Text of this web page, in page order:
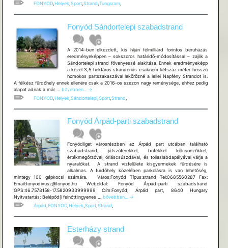
szabadstrand
FONYOD,Helyek,Sport,Strand,Tungsram,
Fonyód Sándortelepi szabadstrand
A 2014-ben elkezdett, kis híján félmilliárd forintos beruházás
eredményeképpen – sokszoros határidő-módosítással – zajlik a
Sándortelepi strand fövenyessé alakítása. Ennek eredményeképp
a közel 3,5 hektáros strandóriás csaknem kétszáz méter hosszú
homokos partszakaszával lekörözné a lellei Napfény Strandot is.
A félkész fürdőhely ennek ellenére csak a 2016-os szezon nagy reménysége, ehhez pedig
alapot adnak a már … Fonyód
Sándortelepi
szabadstrand
bővebben...
→
FONYOD, Helyek, Sándortelepi, Sport, Strand
Fonyód Árpád-parti szabadstrand
Fonyódliget városrészben az Árpád part utcában található
szabadstrand, játszóterekkel, büfékkel kölcsönzőkkel,
értékmegőrzővel, óriáscsúszdával, és tollaslabdapályával várja a
nyaralókat. A strand vízfelülete kisgyermekek fürdésére is
alkalmas. A fürdőhely közelében parkolásra is van lehetőség,
mintegy 100 gépkocsi számára. Város:Fonyód Típus:strand Tel:0685560287 Fax:
Email:fonyodivusz@fonyod.hu Weboldal: Fonyód Árpád-parti szabadstrand
GPS:46.7578158-17.5820933999999 Cím:Fonyód, Árpád part, 8640 Hungary
Nyitvatartás: Belépődíj felnőtt:ingyenes … Fonyód
Árpád-
szabadstrand
bővebben...
→
Árpád FONYOD, Helyek, Sport, Strand
Esterházy strand